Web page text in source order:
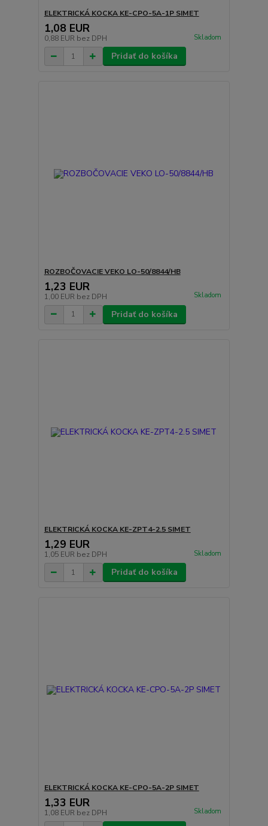
ELEKTRICKÁ KOCKA KE-CPO-5A-1P SIMET
1,08 EUR
0,88 EUR bez DPH Skladom
Pridať do košíka
ROZBOČOVACIE VEKO LO-50/8844/HB
1,23 EUR
1,00 EUR bez DPH Skladom
Pridať do košíka
ELEKTRICKÁ KOCKA KE-ZPT4-2.5 SIMET
1,29 EUR
1,05 EUR bez DPH Skladom
Pridať do košíka
ELEKTRICKÁ KOCKA KE-CPO-5A-2P SIMET
1,33 EUR
1,08 EUR bez DPH Skladom